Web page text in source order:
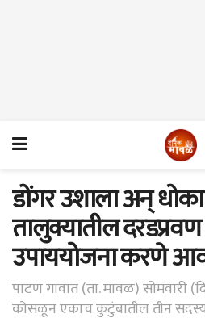
डोंगर उशाला अन्
तालुक्यातील
उपाययोजना करणे
पाटण गावात (ता. मावळ) सोमवारी
कोसळून एकाच कुटुंबातील तीन